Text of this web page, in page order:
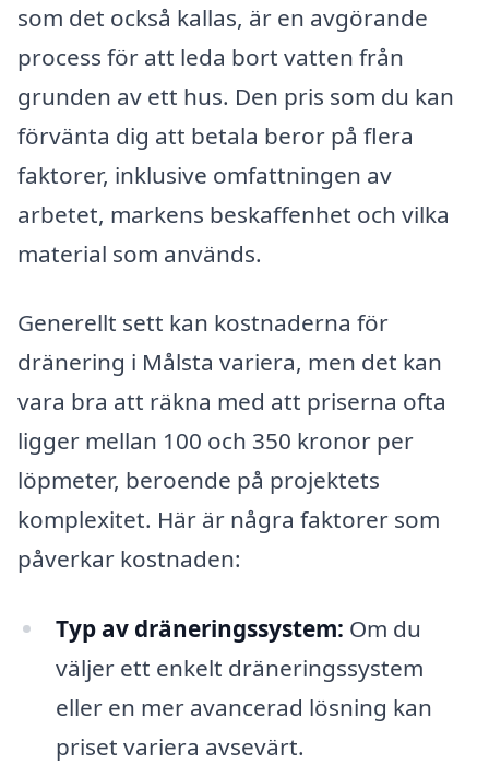
som det också kallas, är en avgörande
process för att leda bort vatten från
grunden av ett hus. Den pris som du kan
förvänta dig att betala beror på flera
faktorer, inklusive omfattningen av
arbetet, markens beskaffenhet och vilka
material som används.
Generellt sett kan kostnaderna för
dränering i Målsta variera, men det kan
vara bra att räkna med att priserna ofta
ligger mellan 100 och 350 kronor per
löpmeter, beroende på projektets
komplexitet. Här är några faktorer som
påverkar kostnaden:
Typ av dräneringssystem: Om du
väljer ett enkelt dräneringssystem
eller en mer avancerad lösning kan
priset variera avsevärt.